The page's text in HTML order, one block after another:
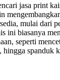
jasa print
mulai dari
ini biasanya
seperti
hingga spanduk